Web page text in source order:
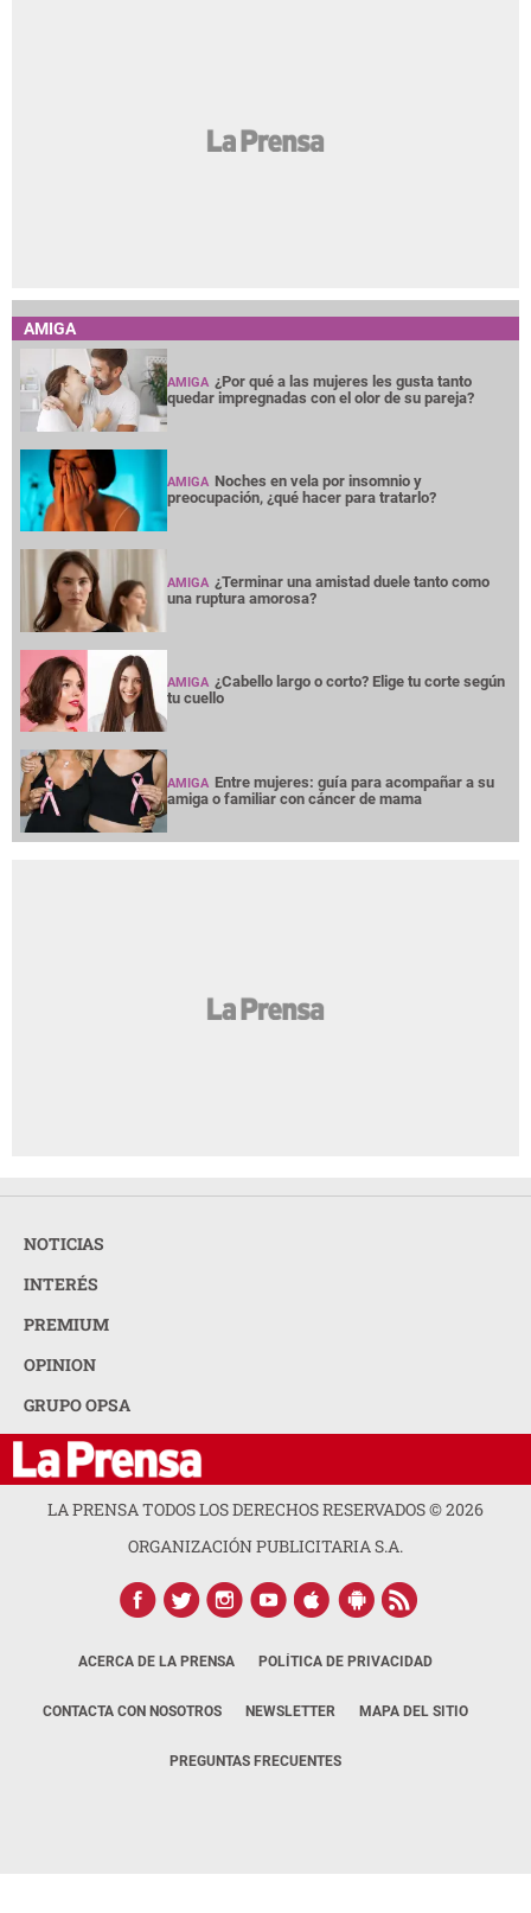
AMIGA
AMIGA ¿Por qué a las mujeres les gusta tanto
quedar impregnadas con el olor de su pareja?
AMIGA Noches en vela por insomnio y
preocupación, ¿qué hacer para tratarlo?
AMIGA ¿Terminar una amistad duele tanto como
una ruptura amorosa?
AMIGA ¿Cabello largo o corto? Elige tu corte según
tu cuello
AMIGA Entre mujeres: guía para acompañar a su
amiga o familiar con cáncer de mama
NOTICIAS
INTERÉS
PREMIUM
OPINION
GRUPO OPSA
LA PRENSA TODOS LOS DERECHOS RESERVADOS ©2026
ORGANIZACIÓN PUBLICITARIA S.A.
ACERCA DE LA PRENSA POLÍTICA DE PRIVACIDAD
CONTACTA CON NOSOTROS NEWSLETTER MAPA DEL SITIO
PREGUNTAS FRECUENTES